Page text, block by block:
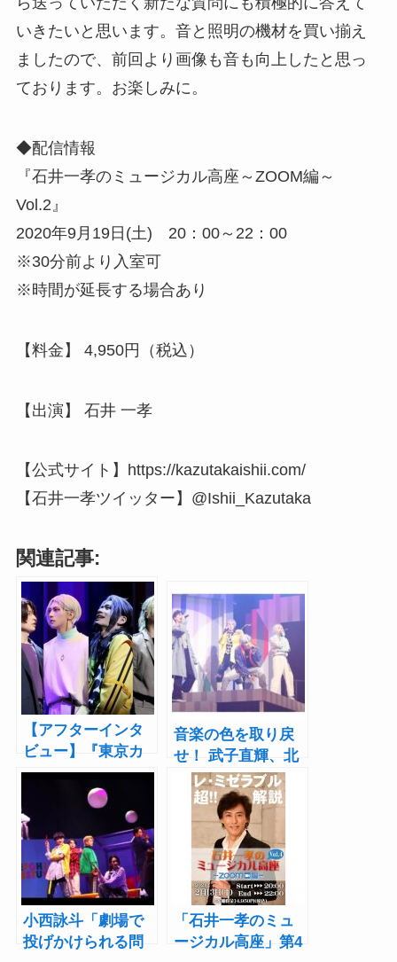
いきたいと思います。音と照明の機材を買い揃え
ましたので、前回より画像も音も向上したと思っ
ております。お楽しみに。
◆配信情報
『石井一孝のミュージカル高座～ZOOM編～
Vol.2』
2020年9月19日(土) 20：00～22：00
※30分前より入室可
※時間が延長する場合あり
【料金】 4,950円（税込）
【出演】 石井 一孝
【公式サイト】https://kazutakaishii.com/
【石井一孝ツイッター】@Ishii_Kazutaka
関連記事:
【アフターインタ
ビュー】『東京カ
ラーソニック!!』
the Stage Vol.2 山
﨑晶吾×高本学×安
井一真×小波津亜廉
に聞く
音楽の色を取り戻
せ！ 武子直輝、北
川尚弥らバディが
織りなす青春群像
劇、注目の第2弾！
『東京カラーソニ
ック!!』the Stage
Vol.2 レポート
小西詠斗「劇場で
投げかけられる問
「石井一孝のミュ
ージカル高座」第4